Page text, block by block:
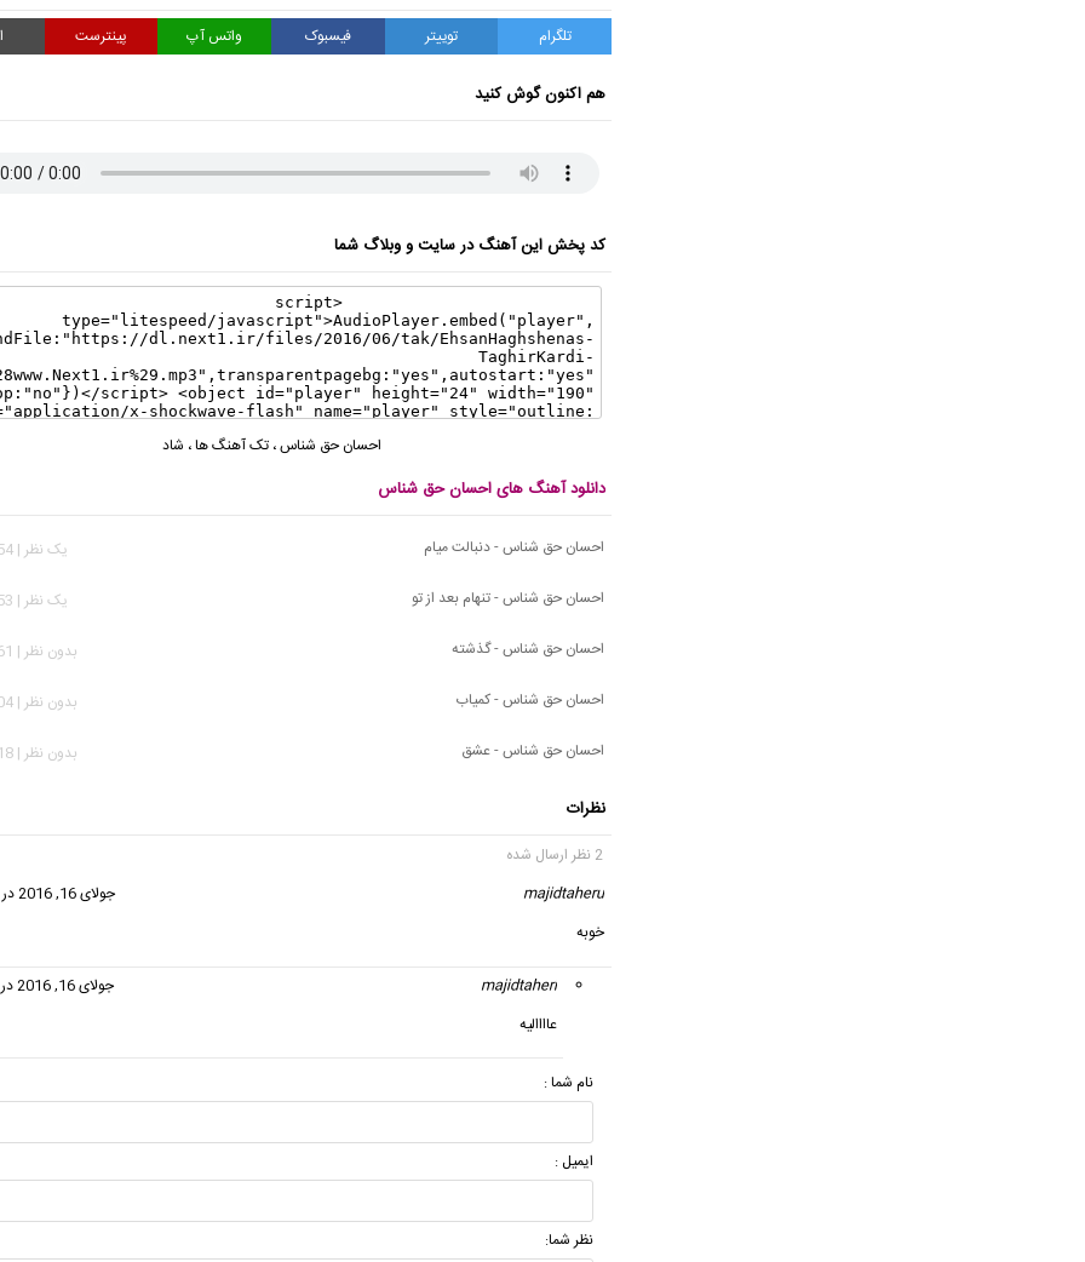
تلگرام توییتر فیسبوک واتس آپ پینترست
هم اکنون گوش کنید
کد پخش این آهنگ در سایت و وبلاگ شما
احسان حق شناس،تک آهنگ ها، شاد
دانلود آهنگ های احسان حق شناس
احسان حق شناس - دنبالت میام
يک نظر | 2,254 بازدید
احسان حق شناس - تنهام بعد از تو
يک نظر | 1,753 بازدید
احسان حق شناس - گذشته
بدون نظر | 2,061 بازدید
احسان حق شناس - کمیاب
بدون نظر | 1,404 بازدید
احسان حق شناس - عشق
بدون نظر | 2,018 بازدید
نظرات
2 نظر ارسال شده
majidtaheru
جولای 16, 2016 در 4:00 ب.ظ
خوبه
majidtaheri
جولای 16, 2016 در 4:01 ب.ظ
عاااالیه
نام شما :
ایمیل :
نظر شما: